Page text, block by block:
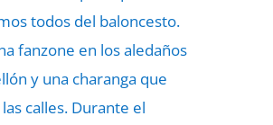
todos del baloncesto.
fanzone en los aledaños
y una charanga que
calles. Durante el